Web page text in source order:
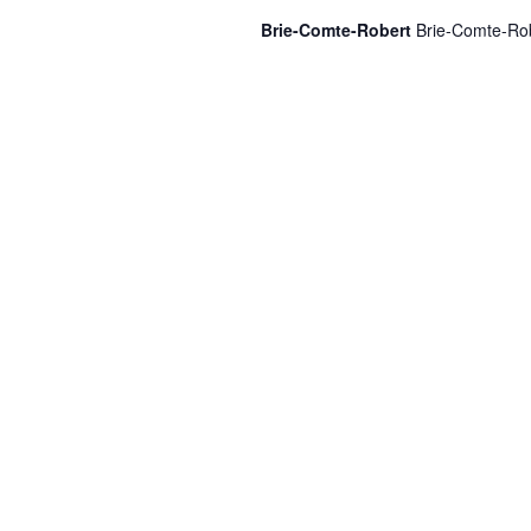
Brie-Comte-Robert Brie-Comte-